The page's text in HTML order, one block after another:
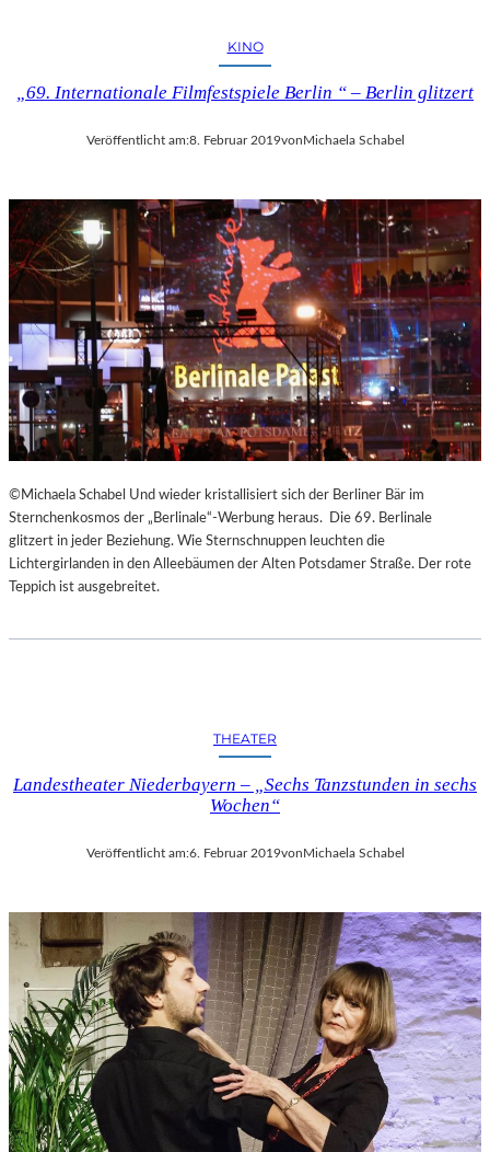
I
“
KINO
„69. Internationale Filmfestspiele Berlin “ – Berlin glitzert
Veröffentlicht am:8. Februar 2019von Michaela Schabel
©Michaela Schabel Und wieder kristallisiert sich der Berliner Bär im
Sternchenkosmos der „Berlinale“-Werbung heraus. Die 69. Berlinale
glitzert in jeder Beziehung. Wie Sternschnuppen leuchten die
Lichtergirlanden in den Alleebäumen der Alten Potsdamer Straße. Der rote
Teppich ist ausgebreitet.
THEATER
Landestheater Niederbayern – „Sechs Tanzstunden in sechs
Wochen“
Veröffentlicht am:6. Februar 2019vonMichaela Schabel